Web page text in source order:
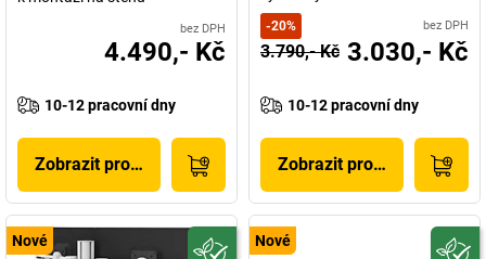
bez DPH
4.490,- Kč
10-12 pracovní dny
Zobrazit produkt
-20% bez DPH
3.790,- Kč 3.030,- Kč
10-12 pracovní dny
Zobrazit produkt
Nové Nové